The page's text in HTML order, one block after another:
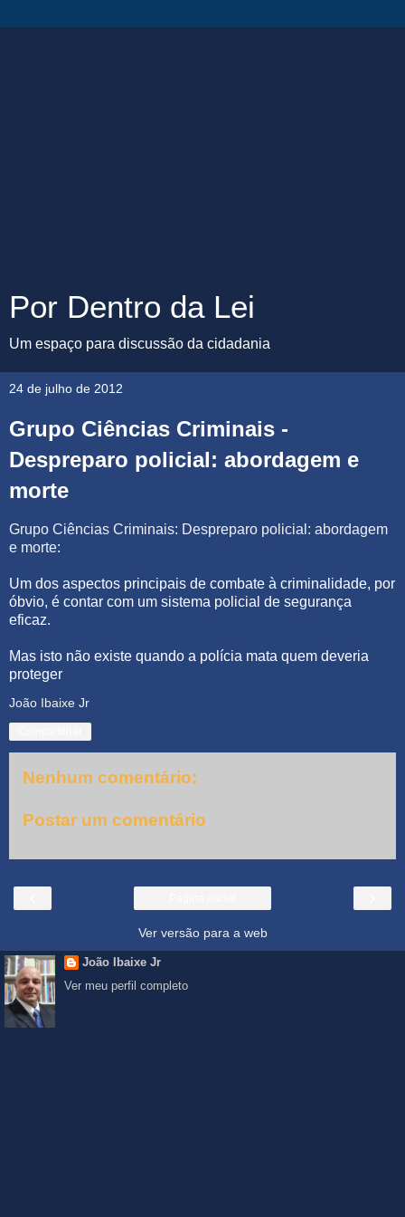
Por Dentro da Lei
Um espaço para discussão da cidadania
24 de julho de 2012
Grupo Ciências Criminais -
Despreparo policial: abordagem e
morte
Grupo Ciências Criminais: Despreparo policial: abordagem
e morte:
Um dos aspectos principais de combate à criminalidade, por
óbvio, é contar com um sistema policial de segurança
eficaz.
Mas isto não existe quando a polícia mata quem deveria
proteger
João Ibaixe Jr
Nenhum comentário:
Postar um comentário
Ver versão para a web
João Ibaixe Jr
Ver meu perfil completo